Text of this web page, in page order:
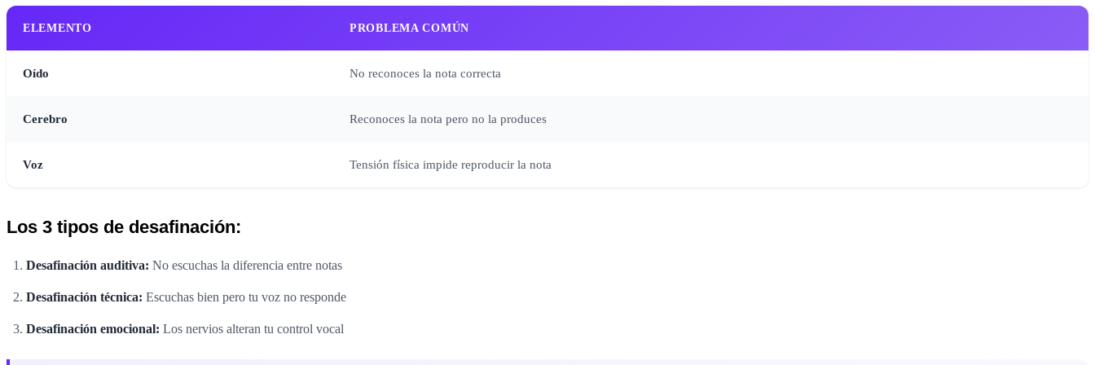
ELEMENTO PROBLEMA COMÚN
Oído No reconoces la nota correcta
Cerebro Reconoces la nota pero no la produces
Voz Tensión física impide reproducir la nota
Los 3 tipos de desafinación:
Desafinación auditiva: No escuchas la diferencia entre notas
Desafinación técnica: Escuchas bien pero tu voz no responde
Desafinación emocional: Los nervios alteran tu control vocal